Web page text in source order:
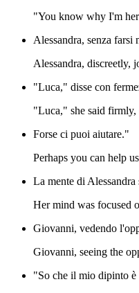
"You know why I'm
Alessandra, senza farsi
Alessandra, discreetly,
"Luca," disse con
"Luca," she said
Forse ci puoi aiutare."
Perhaps you can help
La mente di
Her mind was focused
Giovanni, vedendo
Giovanni, seeing the
"So che il mio dipinto è